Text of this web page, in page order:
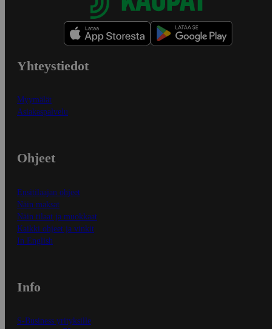
Yhteystiedot
Myymälät
Asiakaspalvelu
Ohjeet
Ensitilaajan ohjeet
Näin maksat
Näin tilaat ja muokkaat
Kaikki ohjeet ja vinkit
In English
Info
S-Business yrityksille